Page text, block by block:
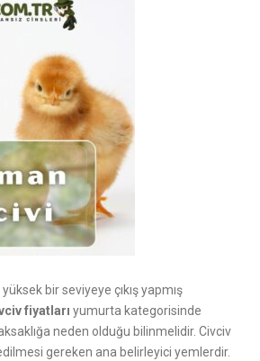
bir seviyeye çıkış yapmış
fiyatları yumurta kategorisinde
neden olduğu bilinmelidir. Civciv
gereken ana belirleyici yemlerdir.